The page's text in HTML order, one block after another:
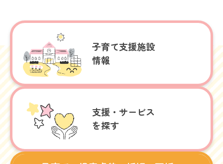
子育て支援施設
情報
支援・サービス
を探す